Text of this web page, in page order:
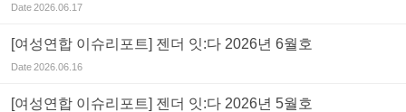
Date2026.06.17
[여성연합 이슈리포트] 젠더 잇:다 2026년 6월호
Date2026.06.16
[여성연합 이슈리포트] 젠더 잇:다 2026년 5월호